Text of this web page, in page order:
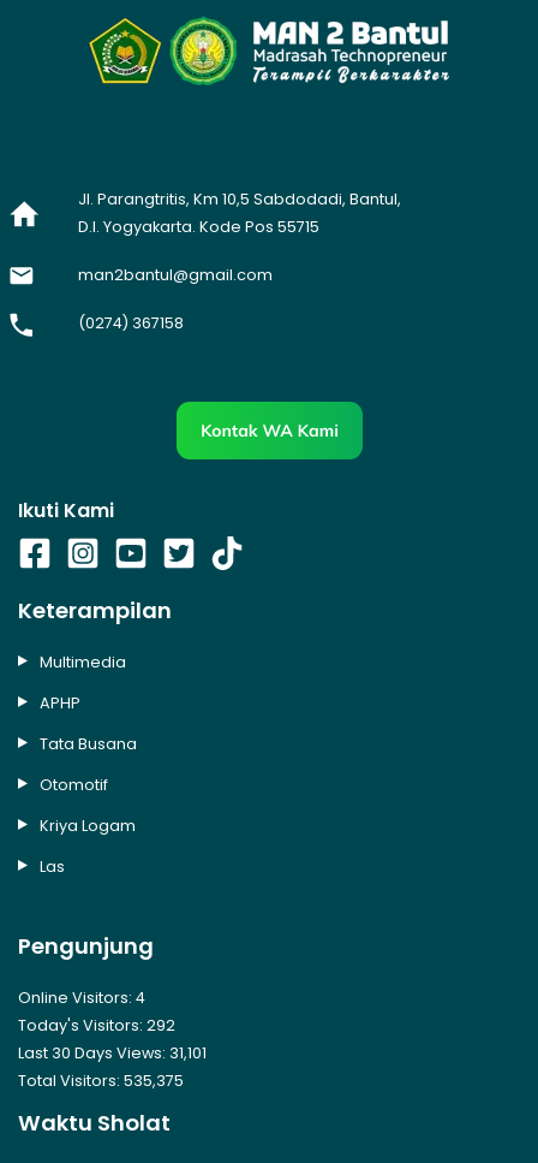
Jl. Parangtritis, Km 10,5 Sabdodadi, Bantul,
D.I. Yogyakarta. Kode Pos 55715
man2bantul@gmail.com
(0274) 367158
Ikuti Kami
Keterampilan
Multimedia
APHP
Tata Busana
Otomotif
Kriya Logam
Las
Pengunjung
Online Visitors: 4
Today's Visitors: 292
Last 30 Days Views: 31,101
Total Visitors: 535,375
Waktu Sholat